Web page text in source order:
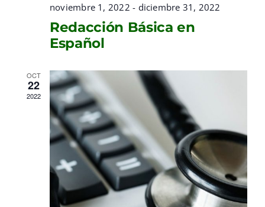
noviembre 1, 2022 - diciembre 31, 2022
Redacción Básica en
Español
OCT
22
2022